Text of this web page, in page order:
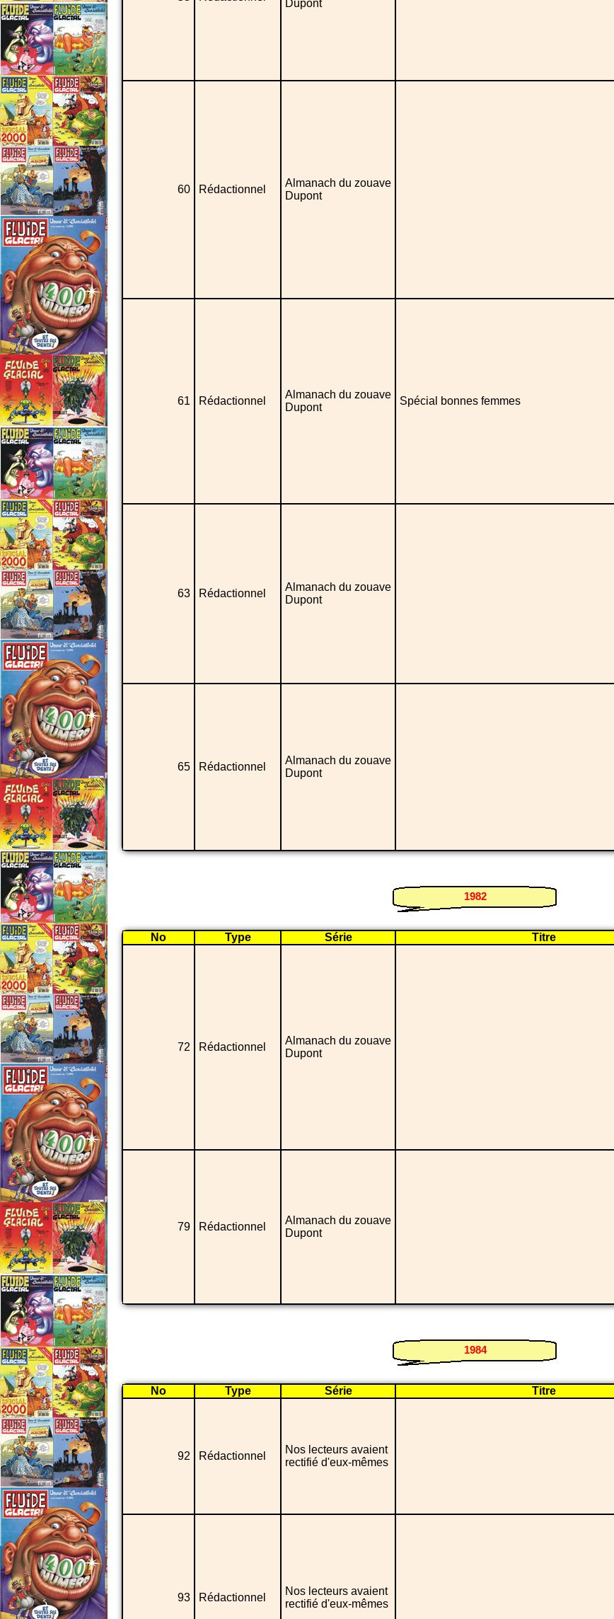
Dupont
60 Rédactionnel
Almanach du zouave
Dupont
61 Rédactionnel
Almanach du zouave
Dupont
Spécial bonnes femmes
63 Rédactionnel
Almanach du zouave
Dupont
65 Rédactionnel
Almanach du zouave
Dupont
1982
No Type Série Titre
72 Rédactionnel
Almanach du zouave
Dupont
79 Rédactionnel
Almanach du zouave
Dupont
1984
No Type Série Titre
92 Rédactionnel
Nos lecteurs avaient
rectifié d'eux-mêmes
93 Rédactionnel
Nos lecteurs avaient
rectifié d'eux-mêmes